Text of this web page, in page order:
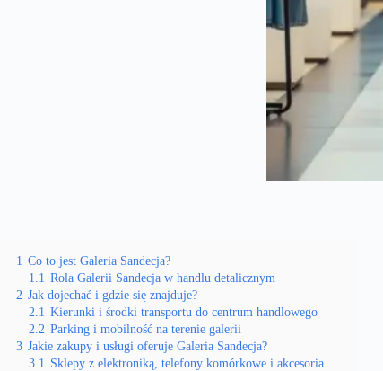
1 Co to jest Galeria Sandecja?
1.1 Rola Galerii Sandecja w handlu detalicznym
2 Jak dojechać i gdzie się znajduje?
2.1 Kierunki i środki transportu do centrum handlowego
2.2 Parking i mobilność na terenie galerii
3 Jakie zakupy i usługi oferuje Galeria Sandecja?
3.1 Sklepy z elektroniką, telefony komórkowe i akcesoria